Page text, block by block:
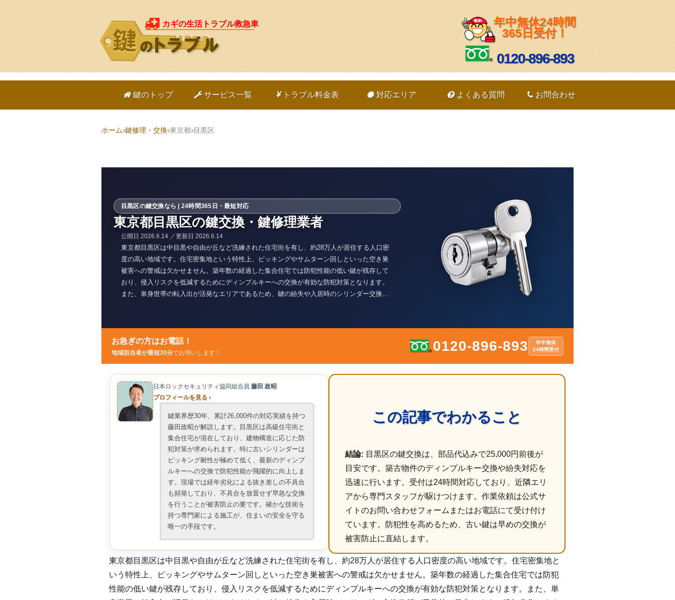
カギの生活トラブル救急車
年中無休24時間
365日受付！
0120-896-893
鍵のトップ サービス一覧 トラブル料金表 対応エリア よくある質問 お問合わせ
ホーム 鍵修理・交換 東京都 目黒区
目黒区の鍵交換なら | 24時間365日・最短対応
東京都目黒区の鍵交換・鍵修理業者
公開日 2026.6.14 ／更新日 2026.6.14
東京都目黒区は中目黒や自由が丘など洗練された住宅街を有し、約28万人が居住する人口密
度の高い地域です。住宅密集地という特性上、ピッキングやサムターン回しといった空き巣
被害への警戒は欠かせません。築年数の経過した集合住宅では防犯性能の低い鍵が残存して
おり、侵入リスクを低減するためにディンプルキーへの交換が有効な防犯対策となります。
また、単身世帯の転入出が活発なエリアであるため、鍵の紛失や入居時のシリンダー交換依
お急ぎの方はお電話！
地域担当者が最短30分でお伺いします！ 0120-896-893
年中無休
24時間受付
日本ロックセキュリティ協同組合員 藤田 政昭
プロフィールを見る ›
鍵業界歴30年、累計26,000件の対応実績を持つ
藤田政昭が解説します。目黒区は高級住宅街と
集合住宅が混在しており、建物構造に応じた防
犯対策が求められます。特に古いシリンダーは
ピッキング耐性が極めて低く、最新のディンプ
ルキーへの交換で防犯性能が飛躍的に向上しま
す。現場では経年劣化による抜き差しの不具合
も頻発しており、不具合を放置せず早急な交換
を行うことが被害防止の要です。確かな技術を
持つ専門家による施工が、住まいの安全を守る
唯一の手段です。
この記事でわかること
結論: 目黒区の鍵交換は、部品代込みで25,000円前後が
目安です。築古物件のディンプルキー交換や紛失対応を
迅速に行います。受付は24時間対応しており、近隣エリ
アから専門スタッフが駆けつけます。作業依頼は公式サ
イトのお問い合わせフォームまたはお電話にて受け付け
ています。防犯性を高めるため、古い鍵は早めの交換が
被害防止に直結します。
東京都目黒区は中目黒や自由が丘など洗練された住宅街を有し、約28万人が居住する人口密度の高い地域です。住宅密集地と
いう特性上、ピッキングやサムターン回しといった空き巣被害への警戒は欠かせません。築年数の経過した集合住宅では防犯
性能の低い鍵が残存しており、侵入リスクを低減するためにディンプルキーへの交換が有効な防犯対策となります。また、単